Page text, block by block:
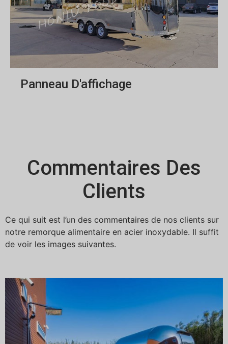
Panneau D'affichage
Commentaires Des
Clients
Ce qui suit est l’un des commentaires de nos clients sur
notre remorque alimentaire en acier inoxydable. Il suffit
de voir les images suivantes.